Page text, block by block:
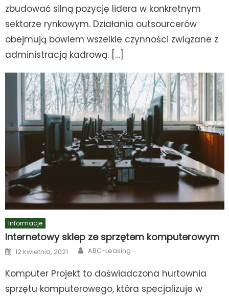
zbudować silną pozycję lidera w konkretnym
sektorze rynkowym. Działania outsourcerów
obejmują bowiem wszelkie czynności związane z
administracją kadrową. […]
Informacje
Internetowy sklep ze sprzętem komputerowym
Posted
on
12 kwietnia, 2021 Author
ABC-Leasing
Komputer Projekt to doświadczona hurtownia
sprzętu komputerowego, która specjalizuje w